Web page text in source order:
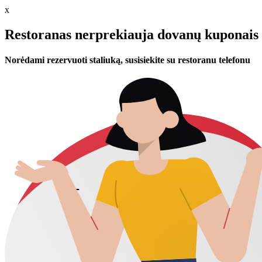
x
Restoranas nerprekiauja dovanų
Norėdami rezervuoti staliuką, susisiekite su restoranu telefonu